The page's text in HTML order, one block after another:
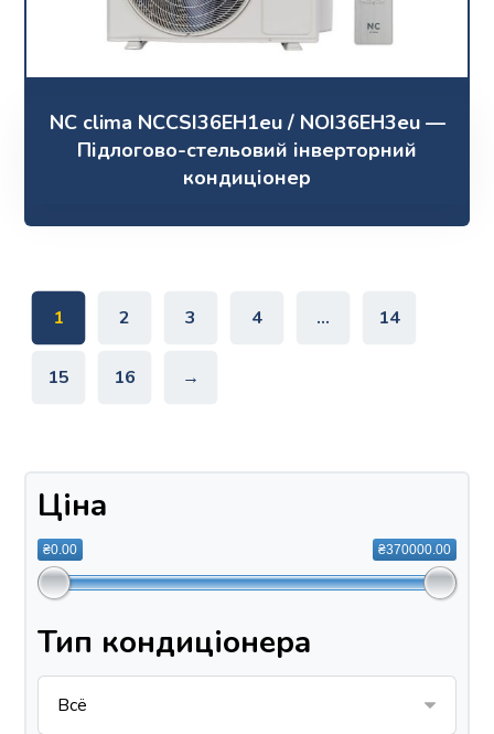
NC clima NCCSI36EH1eu / NOI36EH3eu —
Підлогово-стельовий інверторний
кондиціонер
1 2 3 4 … 14
15 16 →
Ціна
₴0.00 ₴370000.00
Тип кондиціонера